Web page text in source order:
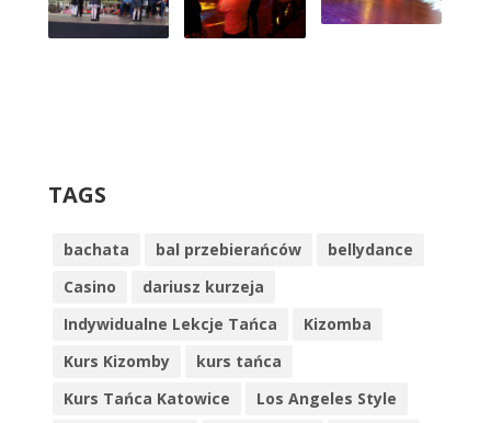
TAGS
bachata bal przebierańców
bellydance
Casino
dariusz kurzeja
Indywidualne Lekcje Tańca
Kizomba
Kurs Kizomby
kurs tańca
Kurs Tańca Katowice
Los Angeles Style